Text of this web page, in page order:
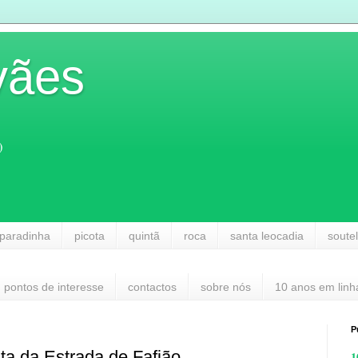
picota quintã roca santa leocadia
pontos de interesse contactos sobre nós 10 anos em